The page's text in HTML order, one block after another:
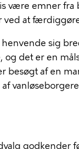
være emner fra
ved at
sig
og det er en
besøgt af en
godkender